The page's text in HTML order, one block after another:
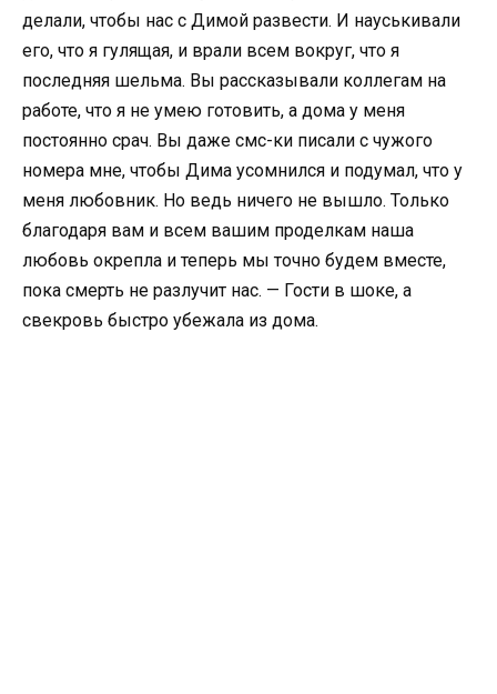
делали, чтобы нас с Димой развести. И науськивали
его, что я гулящая, и врали всем вокруг, что я
последняя шельма. Вы рассказывали коллегам на
работе, что я не умею готовить, а дома у меня
постоянно срач. Вы даже смс-ки писали с чужого
номера мне, чтобы Дима усомнился и подумал, что у
меня любовник. Но ведь ничего не вышло. Только
благодаря вам и всем вашим проделкам наша
любовь окрепла и теперь мы точно будем вместе,
пока смерть не разлучит нас. — Гости в шоке, а
свекровь быстро убежала из дома.